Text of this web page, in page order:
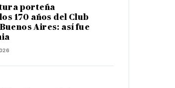
porteña
170 años del Club
Aires: así fue